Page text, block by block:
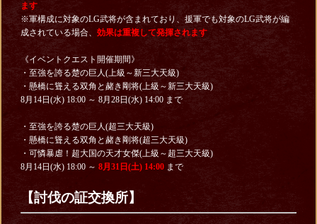
ます
※軍構成に対象のLG武将が含まれており、援軍でも対象のLG武将が編
成されている場合、 効果は重複して発揮されます
《イベントクエスト開催期間》
・至強を誇る楚の巨人(上級～新三大天級)
・懸橋に聳える双角と赭き剛将(上級～新三大天級)
8月14日(水) 18:00 ～ 8月28日(水) 14:00 まで
・至強を誇る楚の巨人(超三大天級)
・懸橋に聳える双角と赭き剛将(超三大天級)
・可憐暴虐！超大国の天才女傑(上級～超三大天級)
8月14日(水) 18:00 ～ 8月31日(土) 14:00まで
【討伐の証交換所】